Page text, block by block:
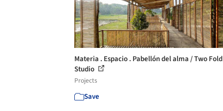
Materia . Espacio . Pabellón del alma / Two Fold
Studio
Projects
Save